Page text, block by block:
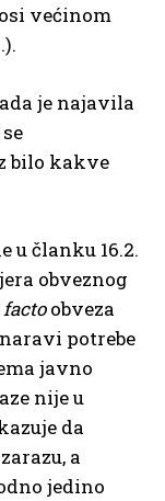
većinom
je najavila
bilo kakve
u članku 16.2.
obveznog
factoobveza
potrebe
javno
nije u
da
a
jedino